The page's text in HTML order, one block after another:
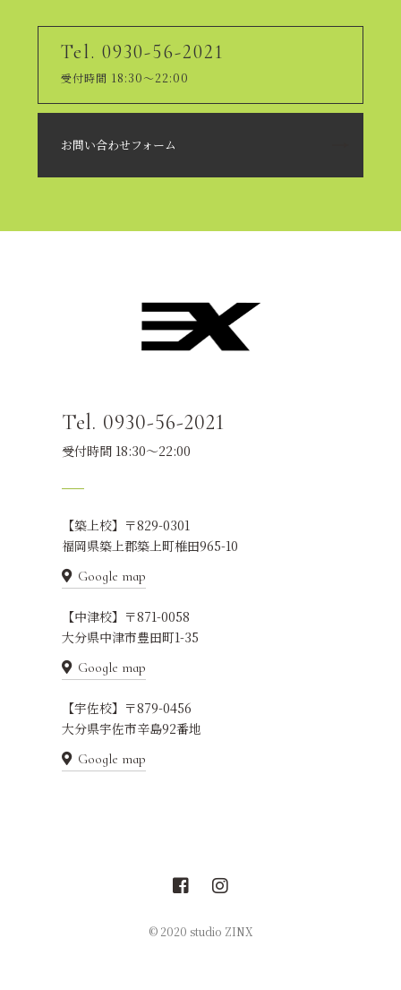
Tel. 0930-56-2021
受付時間 18:30～22:00
お問い合わせフォーム
Tel. 0930-56-2021
受付時間 18:30～22:00
【築上校】〒829-0301
福岡県築上郡築上町椎田965-10
Google map
【中津校】〒871-0058
大分県中津市豊田町1-35
Google map
【宇佐校】〒879-0456
大分県宇佐市辛島92番地
Google map
© 2020 studio ZINX